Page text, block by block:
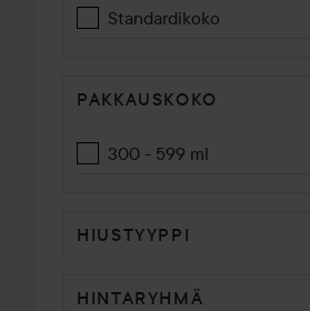
Standardikoko
PAKKAUSKOKO
300 - 599 ml
HIUSTYYPPI
HINTARYHMÄ